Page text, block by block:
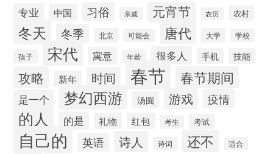
专业 中国 习俗 亲戚 元宵节 农历 农村
冬天 冬季 北京 可能会 唐代 大学 学校
孩子 宋代 寓意 年龄 很多人 手机 技能
攻略 新年 时间 春节 春节期间
是一个 梦幻西游 汤圆 游戏 疫情
的人 的是 礼物 红包 考生 考试
自己的 英语 诗人 诗词 还不 适合